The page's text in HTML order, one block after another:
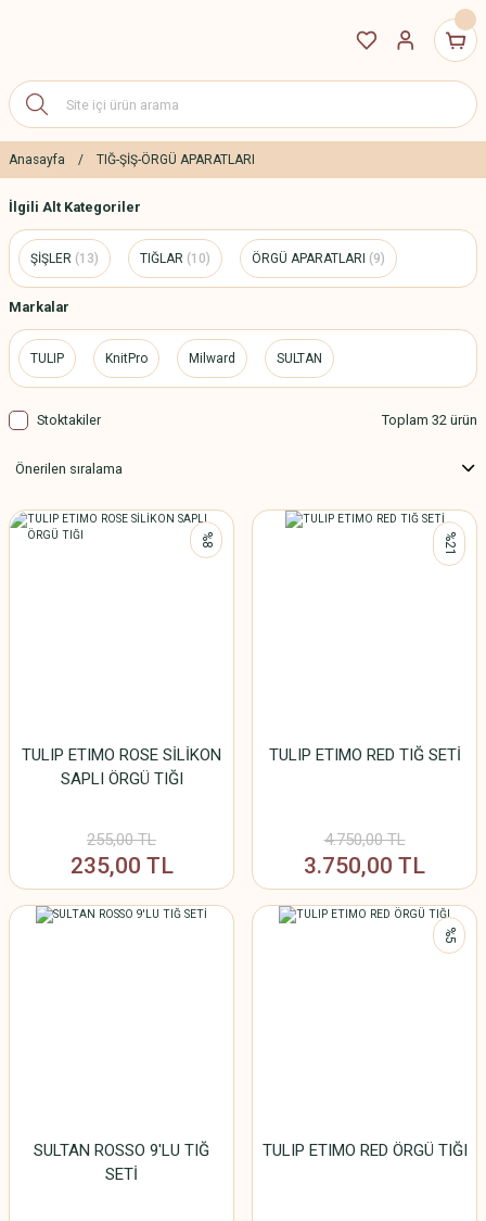
Anasayfa TIĞ-ŞİŞ-ÖRGÜ APARATLARI
İlgili Alt Kategoriler
ŞİŞLER (13) TIĞLAR (10) ÖRGÜ APARATLARI (9)
Markalar
TULIP KnitPro Milward SULTAN
Stoktakiler Toplam 32 ürün
%8
TULIP ETIMO ROSE SİLİKON
SAPLI ÖRGÜ TIĞI
255,00 TL
235,00 TL
%21
TULIP ETIMO RED TIĞ SETİ
4.750,00 TL
3.750,00 TL
SULTAN ROSSO 9'LU TIĞ
SETİ
%5
TULIP ETIMO RED ÖRGÜ TIĞI